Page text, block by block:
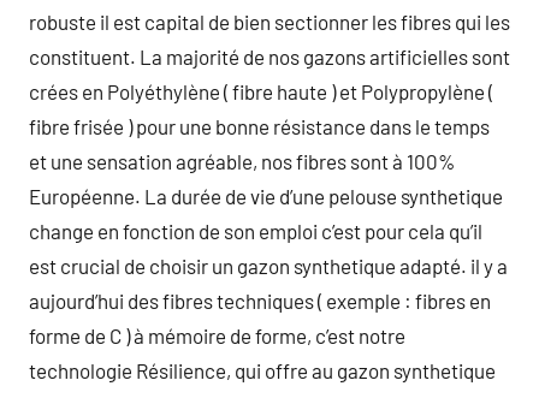
robuste il est capital de bien sectionner les fibres qui les
constituent. La majorité de nos gazons artificielles sont
crées en Polyéthylène ( fibre haute ) et Polypropylène (
fibre frisée ) pour une bonne résistance dans le temps
et une sensation agréable, nos fibres sont à 100%
Européenne. La durée de vie d’une pelouse synthetique
change en fonction de son emploi c’est pour cela qu’il
est crucial de choisir un gazon synthetique adapté. il y a
aujourd’hui des fibres techniques ( exemple : fibres en
forme de C ) à mémoire de forme, c’est notre
technologie Résilience, qui offre au gazon synthetique